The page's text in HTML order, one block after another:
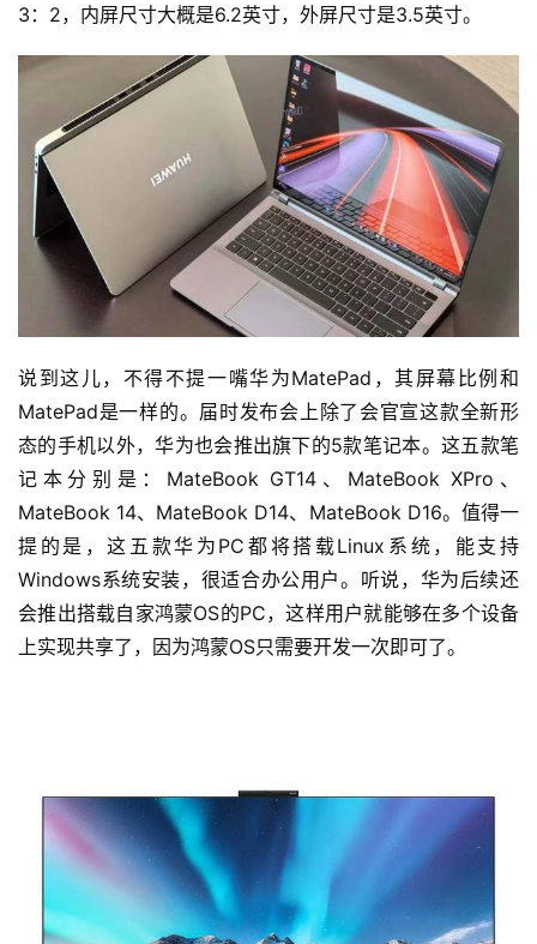
3：2，内屏尺寸大概是6.2英寸，外屏尺寸是3.5英寸。
说到这儿，不得不提一嘴华为MatePad，其屏幕比例和
MatePad是一样的。届时发布会上除了会官宣这款全新形
态的手机以外，华为也会推出旗下的5款笔记本。这五款笔
记本分别是：MateBook GT14、MateBook XPro、
MateBook 14、MateBook D14、MateBook D16。值得一
提的是，这五款华为PC都将搭载Linux系统，能支持
Windows系统安装，很适合办公用户。听说，华为后续还
会推出搭载自家鸿蒙OS的PC，这样用户就能够在多个设备
上实现共享了，因为鸿蒙OS只需要开发一次即可了。